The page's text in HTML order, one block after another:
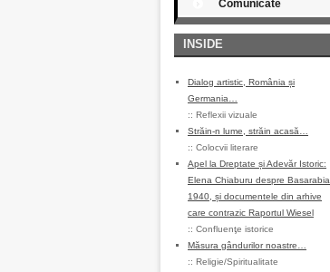
Comunicate
INSIDE
Dialog artistic, România și
Germania…
:: Reflexii vizuale
Străin-n lume, străin acasă…
:: Colocvii literare
Apel la Dreptate și Adevăr Istoric:
Elena Chiaburu despre Basarabia,
1940, și documentele din arhive
care contrazic Raportul Wiesel
:: Confluenţe istorice
Măsura gândurilor noastre…
:: Religie/Spiritualitate